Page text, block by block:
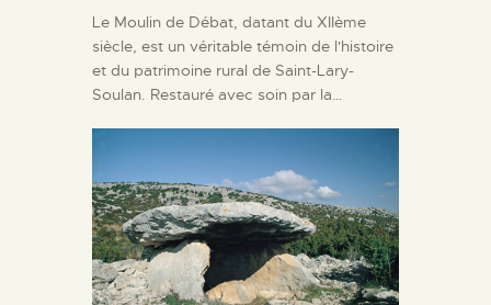
Le Moulin de Débat, datant du XIIème
siècle, est un véritable témoin de l'histoire
et du patrimoine rural de Saint-Lary-
Soulan. Restauré avec soin par la…